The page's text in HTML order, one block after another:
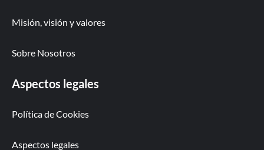
Misión, visión y valores
Sobre Nosotros
Aspectos legales
Política de Cookies
Aspectos legales